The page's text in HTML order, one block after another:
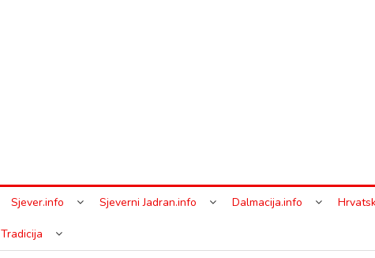
Sjever.info Sjeverni Jadran.info Dalmacija.info
Tradicija